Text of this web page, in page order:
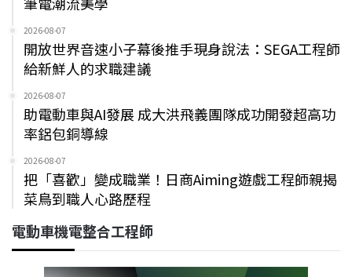
2026-08-07
開放世界音速小子幕後推手現身說法：SEGA工程師
給新鮮人的求職建議
2026-08-07
助電動車與AI發展 成大洪飛義團隊成功開發超高功
率鋁包銅導線
2026-08-07
把「喜歡」變成職業！日商Aiming遊戲工程師親揭
菜鳥到職人心路歷程
電動車機電整合工程師